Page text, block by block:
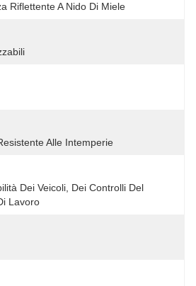
Riflettente A Nido Di Miele
Alle Intemperie
Dei Veicoli, Dei Controlli Del
Lavoro